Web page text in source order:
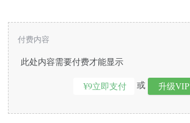
此处内容需要付费才能显示
¥9立即支付 或 升级VIP
付费内容